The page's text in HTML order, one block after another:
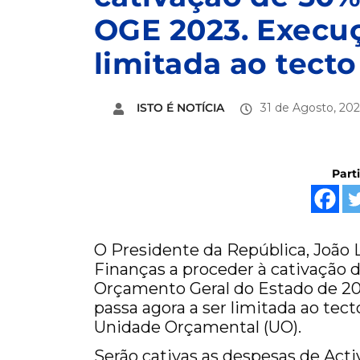
OGE 2023.
limitada ao
ISTO É NOTÍCIA 31 de Agosto,
O Presidente da República,
Finanças a proceder à cativação
Orçamento Geral do Estado de
passa agora a ser limitada ao
Unidade Orçamental (UO).
Serão cativas as despesas de